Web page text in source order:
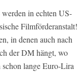
in echten US-
Filmförderanstalt!
in denen auch nach
der DM hängt, wo
lange Euro-Lira